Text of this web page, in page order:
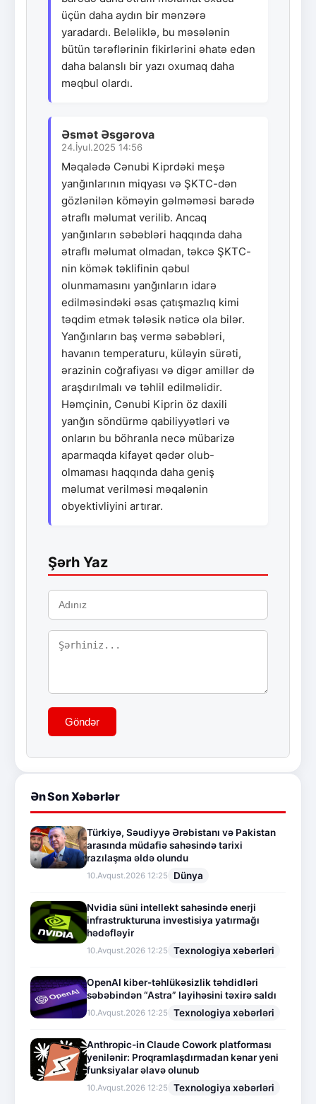
üçün daha aydın bir mənzərə
yaradardı. Beləliklə, bu məsələnin
bütün tərəflərinin fikirlərini əhatə edən
daha balanslı bir yazı oxumaq daha
məqbul olardı.
Əsmət Əsgərova
24.İyul.2025 14:56
Məqalədə Cənubi Kiprdəki meşə
yanğınlarının miqyası və ŞKTC-dən
gözlənilən köməyin gəlməməsi barədə
ətraflı məlumat verilib. Ancaq
yanğınların səbəbləri haqqında daha
ətraflı məlumat olmadan, təkcə ŞKTC-
nin kömək təklifinin qəbul
olunmamasını yanğınların idarə
edilməsindəki əsas çatışmazlıq kimi
təqdim etmək tələsik nəticə ola bilər.
Yanğınların baş vermə səbəbləri,
havanın temperaturu, küləyin sürəti,
ərazinin coğrafiyası və digər amillər də
araşdırılmalı və təhlil edilməlidir.
Həmçinin, Cənubi Kiprin öz daxili
yanğın söndürmə qabiliyyətləri və
onların bu böhranla necə mübarizə
aparmaqda kifayət qədər olub-
olmaması haqqında daha geniş
məlumat verilməsi məqalənin
obyektivliyini artırar.
Şərh Yaz
Göndər
Ən Son Xəbərlər
Türkiyə, Səudiyyə Ərəbistanı və Pakistan
arasında müdafiə sahəsində tarixi
razılaşma əldə olundu
10.Avqust.2026 12:25 Dünya
Nvidia süni intellekt sahəsində enerji
infrastrukturuna investisiya yatırmağı
hədəfləyir
10.Avqust.2026 12:25 Texnologiya xəbərləri
OpenAI kiber-təhlükəsizlik təhdidləri
səbəbindən “Astra” layihəsini təxirə saldı
10.Avqust.2026 12:25 Texnologiya xəbərləri
Anthropic-in Claude Cowork platforması
yenilənir: Proqramlaşdırmadan kənar yeni
funksiyalar əlavə olunub
10.Avqust.2026 12:25 Texnologiya xəbərləri